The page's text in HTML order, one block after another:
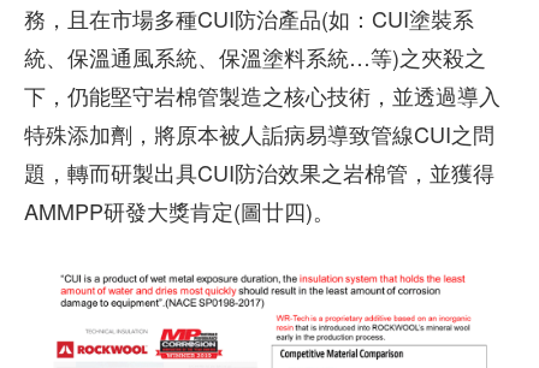
務，且在市場多種CUI防治產品(如：CUI塗裝系
統、保溫通風系統、保溫塗料系統…等)之夾殺之
下，仍能堅守岩棉管製造之核心技術，並透過導入
特殊添加劑，將原本被人詬病易導致管線CUI之問
題，轉而研製出具CUI防治效果之岩棉管，並獲得
AMMPP研發大獎肯定(圖廿四)。